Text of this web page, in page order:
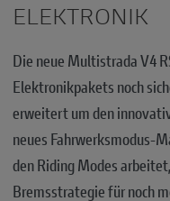
ELEKTRONIK
Die neue Multistrada V4
Elektronikpakets noch
erweitert um den
neues Fahrwerksmodus-
den Riding Modes
Bremsstrategie für noch